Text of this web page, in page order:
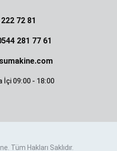
72 81
281 77 61
İçi 09:00 - 18:00